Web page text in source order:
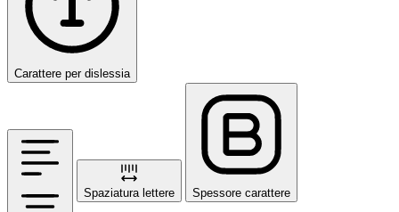
Carattere per dislessia
Spaziatura lettere Spessore carattere